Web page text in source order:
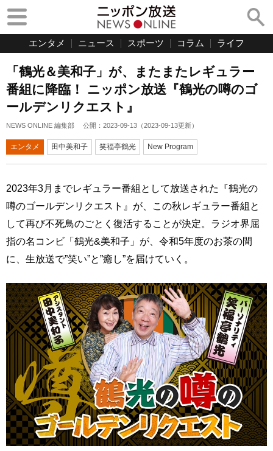
エンタメ ニュース スポーツ コラム ライフ
「鶴光＆美和子」が、またまたレギュラー
番組に降臨！ ニッポン放送『鶴光の噂のゴ
ールデンリクエスト』
NEWS ONLINE 編集部 公開： 2023-09-13 （2023-09-13更新）
エンタメ 田中美和子 笑福亭鶴光 New Program
2023年3月までレギュラー番組として放送された『鶴光の
噂のゴールデンリクエスト』が、この秋レギュラー番組と
して再び不死鳥のごとく復活することが決定。ラジオ界屈
指の名コンビ「鶴光&美和子」が、令和5年度のお茶の間
に、生放送で”笑い”と”癒し”を届けていく。